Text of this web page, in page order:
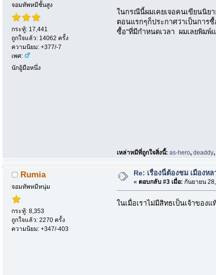
จอมทัพหมีชั้นสูง
กระทู้: 17,441
ถูกใจแล้ว: 14062 ครั้ง
ความนิยม: +377/-7
เพศ:
นักอู้มือหนึ่ง
ในกรณีนี้ผมเคยเจอคนเขียนนิย
ตอนแรกๆก็ประกาศว่าเป็นการ
ซื้อ"ที่มีกำหนดเวลา ผมเลยพิมพ์
เหล่าหมีที่ถูกใจสิ่งนี้:as-hero,deaddy
Rumia
จอมทัพหมีหนุ่ม
กระทู้: 8,353
ถูกใจแล้ว: 2270 ครั้ง
ความนิยม: +347/-403
Re: เรื่องนี้ต้องชม เมือง
« ตอบกลับ #3 เมื่อ: กันยายน
ในเมื่อเราไม่มีสิทธเป็นเจ้าของ